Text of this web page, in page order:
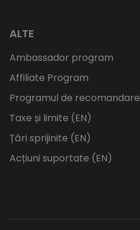
ALTE
Ambassador program
Affiliate Program
Programul de recomandare
Taxe și limite (EN)
Țări sprijinite (EN)
Acțiuni suportate (EN)